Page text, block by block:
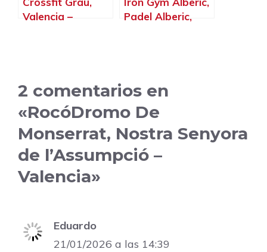
Valencia –
Padel Alberic,
2 comentarios en
«RocóDromo De
Monserrat, Nostra Senyora
de l’Assumpció –
Valencia»
Eduardo
21/01/2026 a las 14:39